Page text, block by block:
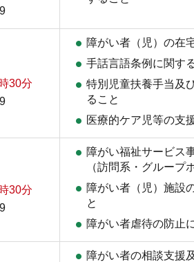
30分
障がい者（児）の在
手話言語条例に関す
特別児童扶養手当及
ること
医療的ケア児等の支
30分
障がい福祉サービス
（訪問系・グループ
障がい者（児）施設
と
障がい者虐待の防止
障がい者の相談支援